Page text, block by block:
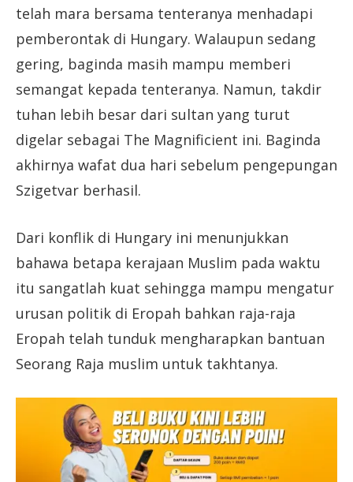
telah mara bersama tenteranya menhadapi
pemberontak di Hungary. Walaupun sedang
gering, baginda masih mampu memberi
semangat kepada tenteranya. Namun, takdir
tuhan lebih besar dari sultan yang turut
digelar sebagai The Magnificient ini. Baginda
akhirnya wafat dua hari sebelum pengepungan
Szigetvar berhasil.
Dari konflik di Hungary ini menunjukkan
bahawa betapa kerajaan Muslim pada waktu
itu sangatlah kuat sehingga mampu mengatur
urusan politik di Eropah bahkan raja-raja
Eropah telah tunduk mengharapkan bantuan
Seorang Raja muslim untuk takhtanya.